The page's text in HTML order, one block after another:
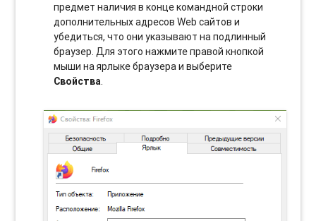
предмет наличия в конце командной строки
дополнительных адресов Web сайтов и
убедиться, что они указывают на подлинный
браузер. Для этого нажмите правой кнопкой
мыши на ярлыке браузера и выберите
Свойства.